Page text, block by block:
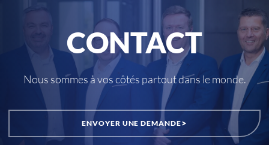
CONTACT
Nous sommes à vos côtés partout dans le monde.
ENVOYER UNE DEMANDE>